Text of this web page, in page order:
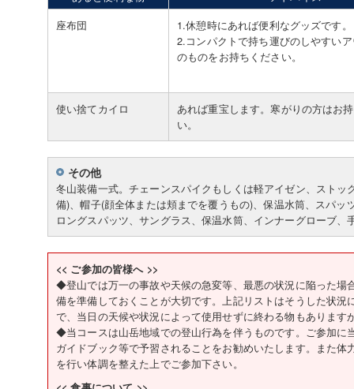
座布団
1.休憩時にあれば便利なグッズです。
2.コンパクトで持ち運びのしやすい
のものをお持ちください。
使い捨てカイロ
あれば重宝します。寒がりの方はお
い。
その他
冬山装備一式。チェーンスパイクもしくは軽アイゼン、ストッ
備)、帽子(顔全体または頬までを覆うもの)、保温水筒、スパッ
ロングスパッツ、サングラス、保温水筒、インナーグローブ、
<< ご参加の皆様へ >>
◆登山では万一の事故や天候の急変等、最悪の状況に陥った場
備を準備しておくことが大切です。上記リストはそうした状況
で、当日の天候や状況によって使用せずに終わる物もあります
◆当コースは山岳地域での登山行為を伴うものです。ご参加に
ガイドブック等で予習されることをお勧めいたします。また
を行い体調を整えた上でご参加下さい。